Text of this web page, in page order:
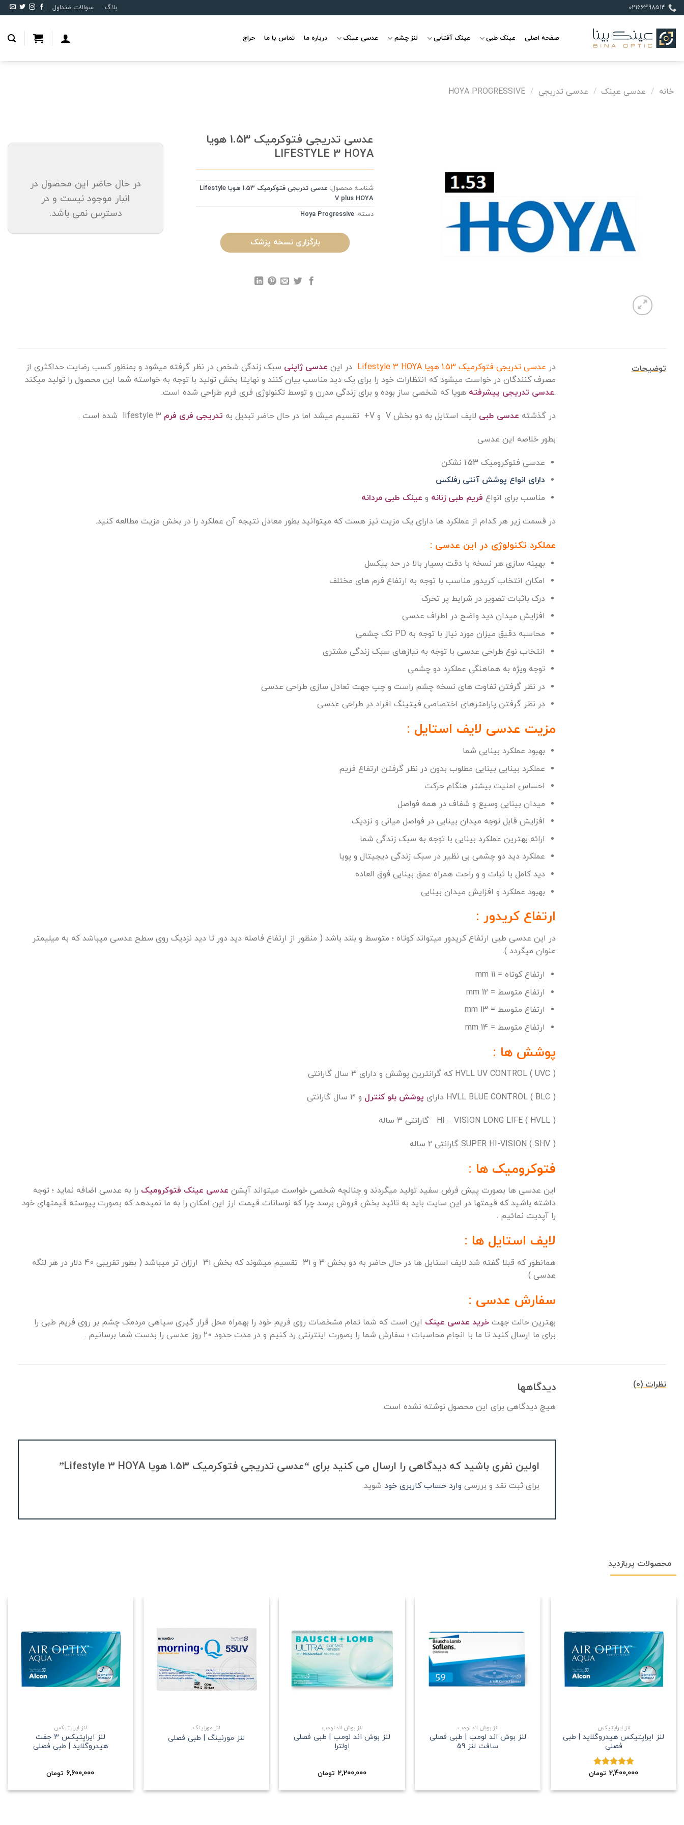
Skip
to
content
02166498514 بلاگ سوالات متداول
صفحه اصلی عینک طبی عینک آفتابی لنز چشم عدسی عینک درباره ما تماس با ما حراج
خانه / عدسی عینک / عدسی تدریجی /
HOYA PROGRESSIVE
عدسی تدریجی فتوکرمیک 1.53 هویا
LIFESTYLE 3 HOYA
شناسه محصول:
عدسی تدریجی فتوکرمیک 1.53 هویا Lifestyle
V plus HOYA
دسته: Hoya Progressive
بارگزاری نسخه پزشک
در حال حاضر این محصول در
انبار موجود نیست و در
دسترس نمی باشد.
توضیحات در عدسی تدریجی فتوکرمیک 1.53 هویا Lifestyle 3 HOYA در این عدسی ژاپنی سبک زندگی شخص در نظر گرفته میشود و بمنظور کسب رضایت حداکثری از
مصرف کنندگان در خواست میشود که انتظارات خود را برای یک دید مناسب بیان کنند و نهایتا بخش تولید با توجه به خواسته شما این محصول را تولید میکند
.عدسی تدریجی پیشرفته هویا که شخصی ساز بوده و برای زندگی مدرن و توسط تکنولوژی فری فرم طراحی شده است.
در گذشته عدسی طبی لایف استایل به دو بخش V و V+ تقسیم میشد اما در حال حاضر تبدیل به تدریجی فری فرم
بطور خلاصه این عدسی
عدسی فتوکرومیک 1.53 نشکن
دارای انواع پوشش آنتی رفلکس
مناسب برای انواع فریم طبی زنانه و عینک طبی مردانه
در قسمت زیر هر کدام از عملکرد ها دارای یک مزیت نیز هست که میتوانید بطور معادل نتیجه آن عملکرد را در بخش مزیت مطالعه کنید.
عملکرد تکنولوژی در این عدسی :
بهینه سازی هر نسخه با دقت بسیار بالا در حد پیکسل
امکان انتخاب کریدور مناسب با توجه به ارتفاع فرم های مختلف
درک باثبات تصویر در شرایط پر تحرک
افزایش میدان دید واضح در اطراف عدسی
محاسبه دقیق میزان مورد نیاز با توجه به PD تک چشمی
انتخاب نوع طراحی عدسی با توجه به نیازهای سبک زندگی مشتری
توجه ویژه به هماهنگی عملکرد دو چشمی
در نظر گرفتن تفاوت های نسخه چشم راست و چپ جهت تعادل سازی طراحی عدسی
در نظر گرفتن پارامترهای اختصاصی فیتینگ افراد در طراحی عدسی
مزیت عدسی لایف استایل :
بهبود عملکرد بینایی شما
عملکرد بینایی بینایی مطلوب بدون در نظر گرفتن ارتفاع فریم
احساس امنیت بیشتر هنگام حرکت
میدان بینایی وسیع و شفاف در همه فواصل
افزایش قابل توجه میدان بینایی در فواصل میانی و نزدیک
ارائه بهترین عملکرد بینایی با توجه به سبک زندگی شما
عملکرد دید دو چشمی بی نظیر در سبک زندگی دیجیتال و پویا
دید کامل با ثبات و و راحت همراه عمق بینایی فوق العاده
بهبود عملکرد و افزایش میدان بینایی
ارتفاع کریدور :
در این عدسی طبی ارتفاع کریدور میتواند کوتاه ؛ متوسط و بلند باشد ( منظور از ارتفاع فاصله دید دور تا دید نزدیک روی سطح عدسی میباشد که به میلیمتر
عنوان میگردد ).
ارتفاع کوتاه = 11 mm
ارتفاع متوسط = 12 mm
ارتفاع متوسط = 13 mm
ارتفاع متوسط = 14 mm
پوشش ها :
( HVLL UV CONTROL ( UVC که گرانترین پوشش و دارای 3 سال گارانتی
( HVLL BLUE CONTROL ( BLC دارای پوشش بلو کنترل و 3 سال گارانتی
( HI – VISION LONG LIFE ( HVLL گارانتی 3 ساله
( SUPER HI-VISION ( SHV گارانتی 2 ساله
فتوکرومیک ها :
این عدسی ها بصورت پیش فرض سفید تولید میگردند و چنانچه شخصی خواست میتواند آپشن عدسی عینک فتوکرومیک را به عدسی اضافه نماید ؛ توجه
داشته باشید که قیمتها در این سایت باید به تائید بخش فروش برسد چرا که نوسانات قیمت ارز این امکان را به ما نمیدهد که بصورت پیوسته قیمتهای خود
را آپدیت نمائیم .
لایف استایل ها :
همانطور که قبلا گفته شد لایف استایل ها در حال حاضر به دو بخش 3 و 3i تقسیم میشوند که بخش 3i ارزان تر میباشد ( بطور تقریبی 40 دلار در هر لنگه
عدسی )
سفارش عدسی :
بهترین حالت جهتخرید عدسی عینک این است که شما تمام مشخصات روی فریم خود را بهمراه محل قرار گیری سیاهی مردمک چشم بر روی فریم طبی را
برای ما ارسال کنید تا ما با انجام محاسبات ؛ سفارش شما را بصورت اینترنتی رد کنیم و در مدت حدود 20 روز عدسی را بدست شما برسانیم .
نظرات (0) دیدگاهها
هیچ دیدگاهی برای این محصول نوشته نشده است.
اولین نفری باشید که دیدگاهی را ارسال می کنید برای “عدسی تدریجی فتوکرمیک 1.53 هویا Lifestyle 3 HOYA”
برای ثبت نقد و بررسی وارد حساب کاربری خود شوید.
محصولات پربازدید
علاقه
لنز ایراپتیکس
لنز ایراپتیکس هیدروگلاید | طبی
فصلی
نمره5.002,400,000 تومان
علاقه
مندی
لنز بوش اند لومب
لنز بوش اند لومب | طبی فصلی
سافت لنز 59
علاقه
مندی
لنز بوش اند لومب
لنز بوش اند لومب | طبی فصلی
اولترا
2,200,000 تومان
علاقه
مندی
لنز مورنینگ
لنز مورنینگ | طبی فصلی
علاقه
لنز ایراپتیکس
لنز ایراپتیکس 3 جفت
هیدروگلاید | طبی فصلی
6,600,000 تومان